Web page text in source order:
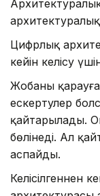
Цифрлық
кейін келісу
Жобаны қарауға
ескертулер
қайтарылады.
бөлінеді. Ал
аспайды.
Келісілгеннен